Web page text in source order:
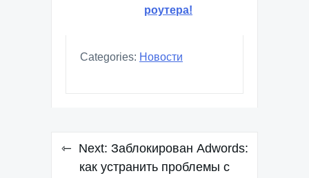
роутера!
Categories: Новости
Навигация
Next: Заблокирован Adwords:
как устранить проблемы с